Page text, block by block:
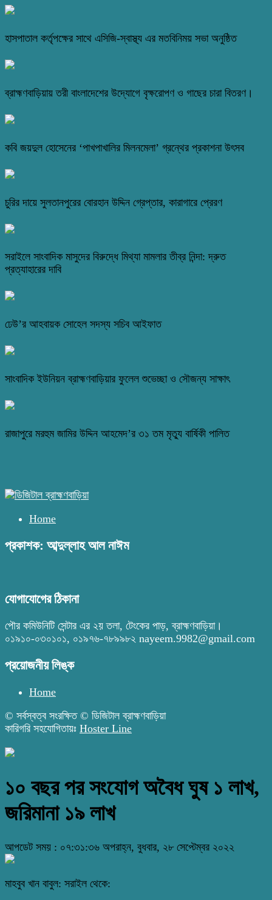
হাসপাতাল কর্তৃপক্ষের সাথে এসিজি-স্বাস্থ্য এর মতবিনিময় সভা অনুষ্ঠিত
ব্রাহ্মণবাড়িয়ায় তরী বাংলাদেশের উদ্যোগে বৃক্ষরোপণ ও গাছের চারা বিতরণ।
কবি জয়দুল হোসেনের ‘পাখপাখালির মিলনমেলা’ গ্রন্থের প্রকাশনা উৎসব
চুরির দায়ে সুলতানপুরের বোরহান উদ্দিন গ্রেপ্তার, কারাগারে প্রেরণ
সরাইলে সাংবাদিক মাসুদের বিরুদ্ধে মিথ্যা মামলার তীব্র নিন্দা: দ্রুত
প্রত্যাহারের দাবি
ঢেউ’র আহবায়ক সোহেল সদস্য সচিব আইফাত
সাংবাদিক ইউনিয়ন ব্রাহ্মণবাড়িয়ার ফুলেল শুভেচ্ছা ও সৌজন্য সাক্ষাৎ
রাজাপুরে মরহুম জামির উদ্দিন আহমেদ’র ৩১ তম মৃত্যু বার্ষিকী পালিত
Home
প্রকাশক: আব্দুল্লাহ আল নাঈম
যোগাযোগের ঠিকানা
পৌর কমিউনিটি সেন্টার এর ২য় তলা, টেংকের পাড়, ব্রাহ্মণবাড়িয়া।
০১৯১০-০৩০১০১, ০১৯৭৬-৭৮৯৯৮২ nayeem.9982@gmail.com
প্রয়োজনীয় লিঙ্ক
Home
© সর্বস্বত্ব সংরক্ষিত © ডিজিটাল ব্রাহ্মণবাড়িয়া
কারিগরি সহযোগিতায়ঃ Hoster Line
১০ বছর পর সংযোগ অবৈধ ঘুষ ১ লাখ,
জরিমানা ১৯ লাখ
আপডেট সময় : ০৭:৩১:৩৬ অপরাহ্ন, বুধবার, ২৮ সেপ্টেম্বর ২০২২
মাহবুব খান বাবুল: সরাইল থেকে: